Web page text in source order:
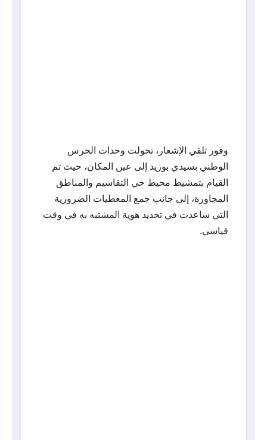
وفور تلقي الإشعار، تحولت وحدات الحرس
الوطني بسيدي بوزيد إلى عين المكان، حيث تم
القيام بتمشيط محيط حي التقاسيم والمناطق
المجاورة، إلى جانب جمع المعطيات الضرورية
التي ساعدت في تحديد هوية المشتبه به في وقت
قياسي.